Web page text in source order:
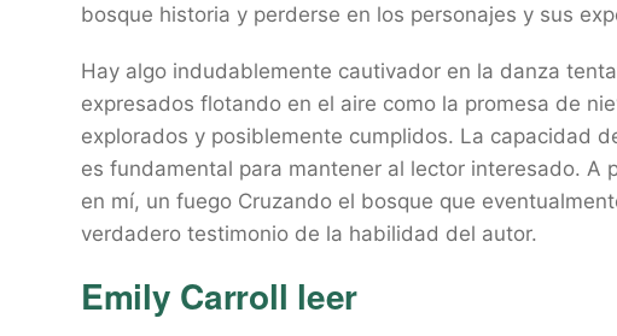
bosque historia y perderse en los personajes y sus
Hay algo indudablemente cautivador en la danza
expresados flotando en el aire como la promesa de
explorados y posiblemente cumplidos. La capacidad
es fundamental para mantener al lector interesado. A
en mí, un fuego Cruzando el bosque que
verdadero testimonio de la habilidad del autor.
Emily Carroll leer